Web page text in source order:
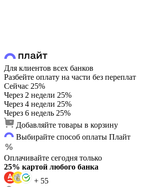
Для клиентов всех банков
Разбейте оплату на части без переплат
Сейчас 25%
Через 2 недели 25%
Через 4 недели 25%
Через 6 недель 25%
Добавляйте товары в корзину
Выбирайте способ оплаты Плайт
Оплачивайте сегодня только
25% картой любого банка
+ 55